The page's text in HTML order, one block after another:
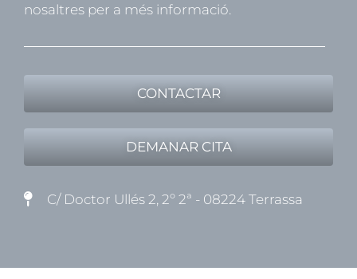
nosaltres per a més informació.
CONTACTAR
DEMANAR CITA
C/ Doctor Ullés 2, 2º 2ª - 08224 Terrassa